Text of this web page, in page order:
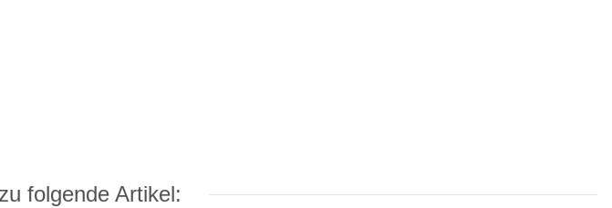
folgende Artikel: